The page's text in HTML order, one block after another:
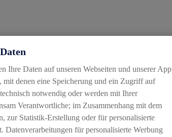
z. B. in der Schichtleitung
motivieren
Ihre Daten auf unseren Webseiten und unserer App
denen eine Speicherung und ein Zugriff auf
notwendig oder werden mit Ihrer
Verantwortliche; im Zusammenhang mit dem
zur Statistik-Erstellung oder für personalisierte
für personalisierte Werbung